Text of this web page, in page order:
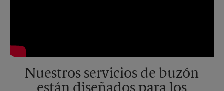
Nuestros servicios de buzón